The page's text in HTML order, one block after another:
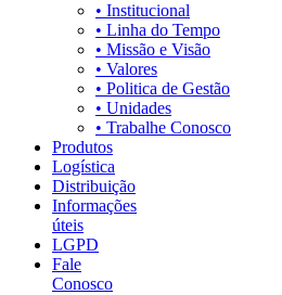
• Institucional
• Linha do Tempo
• Missão e Visão
• Valores
• Politica de Gestão
• Unidades
• Trabalhe Conosco
Produtos
Logística
Distribuição
Informações
úteis
LGPD
Fale
Conosco